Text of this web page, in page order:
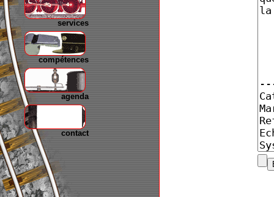
services
compétences
agenda
contact